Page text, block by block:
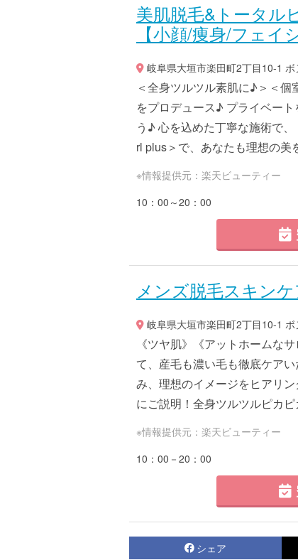
美肌脱毛&トータル
【小顔/痩身/フェイ
岐阜県大垣市楽田町2丁目10-1
＜全身ツルツル素肌に♪＞＜
をプロデュース♪ プライベー
う♪ 心を込めた丁寧な施術で
rl plus＞で、あなたも理想の美
※情報提供元：楽天ビューティー
10：00～20：00
メンズ脱毛スキン
岐阜県大垣市楽田町2丁目10-1
《ツヤ肌》《アットホームな
て、産毛も濃い毛も徹底ケア
み、理想のイメージをヒアリ
にご説明！全身ツルツルピカ
※情報提供元：楽天ビューティー
10：00－20：00
シェア